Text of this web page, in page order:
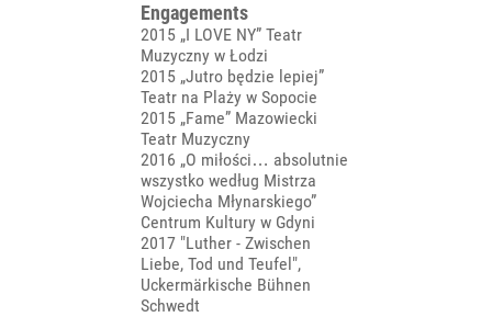
Engagements
2015 „I LOVE NY” Teatr
Muzyczny w Łodzi
2015 „Jutro będzie lepiej”
Teatr na Plaży w Sopocie
2015 „Fame” Mazowiecki
Teatr Muzyczny
2016 „O miłości… absolutnie
wszystko według Mistrza
Wojciecha Młynarskiego”
Centrum Kultury w Gdyni
2017 "Luther - Zwischen
Liebe, Tod und Teufel",
Uckermärkische Bühnen
Schwedt